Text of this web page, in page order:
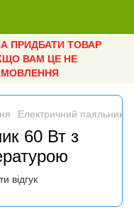
ПРИДБАТИ ТОВАР
ВАМ ЦЕ НЕ
Електричний паяльник
60 Вт з
відгук